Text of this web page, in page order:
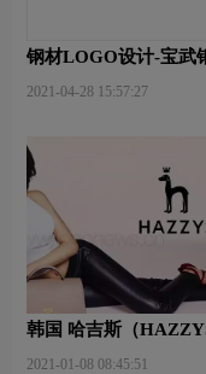
钢材LOGO设计-宝武
2021-04-28 15:57:27
韩国 哈吉斯（
2021-01-08 08:45:51